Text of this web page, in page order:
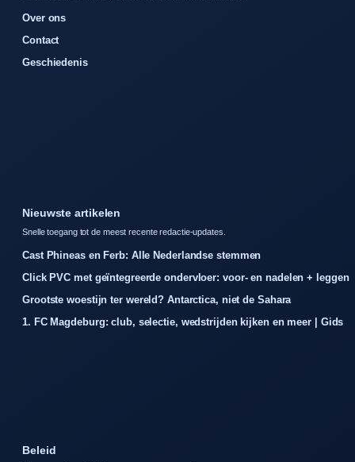
Over ons
Contact
Geschiedenis
Nieuwste artikelen
Snelle toegang tot de meest recente redactie-updates.
Cast Phineas en Ferb: Alle Nederlandse stemmen
Click PVC met geïntegreerde ondervloer: voor- en nadelen + leggen
Grootste woestijn ter wereld? Antarctica, niet de Sahara
1. FC Magdeburg: club, selectie, wedstrijden kijken en meer | Gids
Beleid